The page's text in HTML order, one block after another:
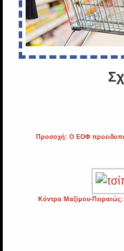
Προσοχή: Ο ΕΟΦ
Κόντρα Μαξίμου-